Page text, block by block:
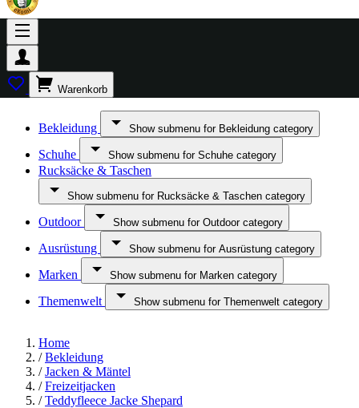
Warenkorb
Bekleidung Show submenu for Bekleidung category
Schuhe Show submenu for Schuhe category
Rucksäcke & Taschen
Show submenu for Rucksäcke & Taschen category
Outdoor Show submenu for Outdoor category
Ausrüstung Show submenu for Ausrüstung category
Marken Show submenu for Marken category
Themenwelt Show submenu for Themenwelt category
Home
/ Bekleidung
/ Jacken & Mäntel
/ Freizeitjacken
/ Teddyfleece Jacke Shepard